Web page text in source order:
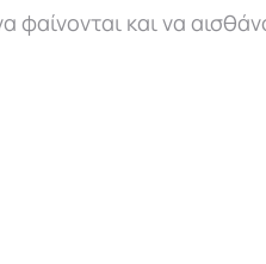
φαίνονται και να